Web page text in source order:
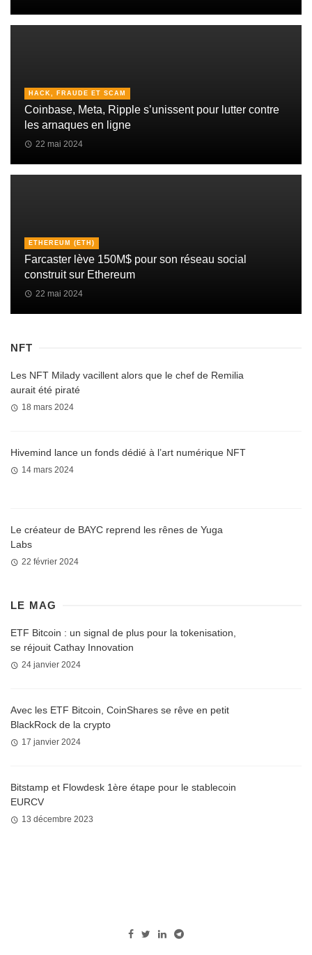
HACK, FRAUDE ET SCAM
Coinbase, Meta, Ripple s’unissent pour lutter contre
les arnaques en ligne
22 mai 2024
ETHEREUM (ETH)
Farcaster lève 150M$ pour son réseau social
construit sur Ethereum
22 mai 2024
NFT
Les NFT Milady vacillent alors que le chef de Remilia
aurait été piraté
18 mars 2024
Hivemind lance un fonds dédié à l’art numérique NFT
14 mars 2024
Le créateur de BAYC reprend les rênes de Yuga
Labs
22 février 2024
LE MAG
ETF Bitcoin : un signal de plus pour la tokenisation,
se réjouit Cathay Innovation
24 janvier 2024
Avec les ETF Bitcoin, CoinShares se rêve en petit
BlackRock de la crypto
17 janvier 2024
Bitstamp et Flowdesk 1ère étape pour le stablecoin
EURCV
13 décembre 2023